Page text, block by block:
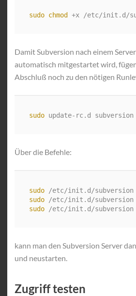
sudo chmod
Damit Subversion nach einem
automatisch mitgestartet wird,
Abschluß noch zu den nötigen
sudo
Über die Befehle:
sudo
sudo
sudo
kann man den Subversion Server
und neustarten.
Zugriff testen